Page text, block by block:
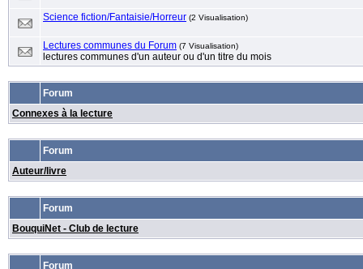
Science fiction/Fantaisie/Horreur (2 Visualisation)
Lectures communes du Forum (7 Visualisation)
lectures communes d'un auteur ou d'un titre du mois
Forum
Connexes à la lecture
Forum
Auteur/livre
Forum
BouquiNet - Club de lecture
Forum